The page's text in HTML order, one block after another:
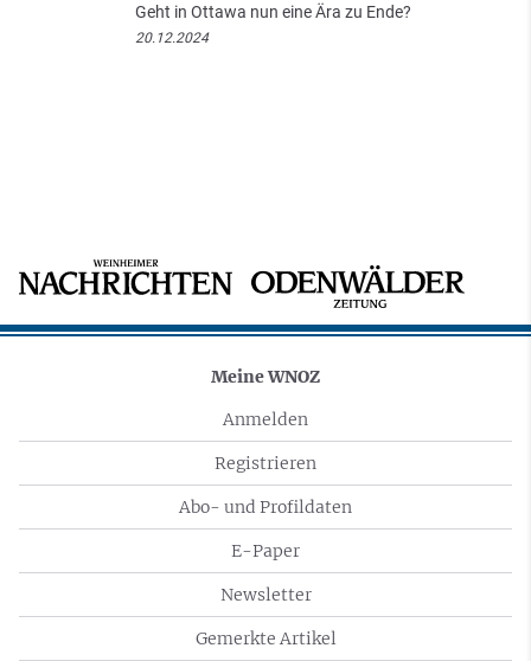
Geht in Ottawa nun eine Ära zu Ende?
20.12.2024
Meine WNOZ
Anmelden
Registrieren
Abo- und Profildaten
E-Paper
Newsletter
Gemerkte Artikel